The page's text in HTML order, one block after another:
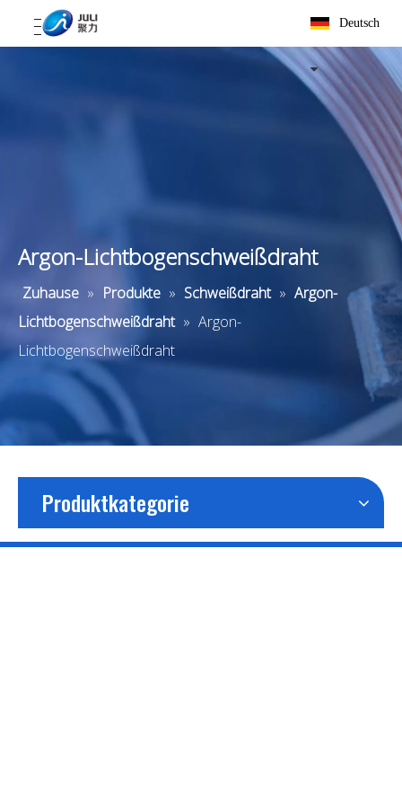
Deutsch
Argon-Lichtbogenschweißdraht
Zuhause » Produkte » Schweißdraht » Argon-
Lichtbogenschweißdraht » Argon-
Lichtbogenschweißdraht
Produktkategorie